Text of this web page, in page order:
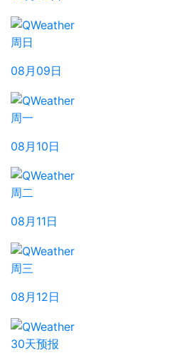
周日
08月09日
周一
08月10日
周二
08月11日
周三
08月12日
30天预报